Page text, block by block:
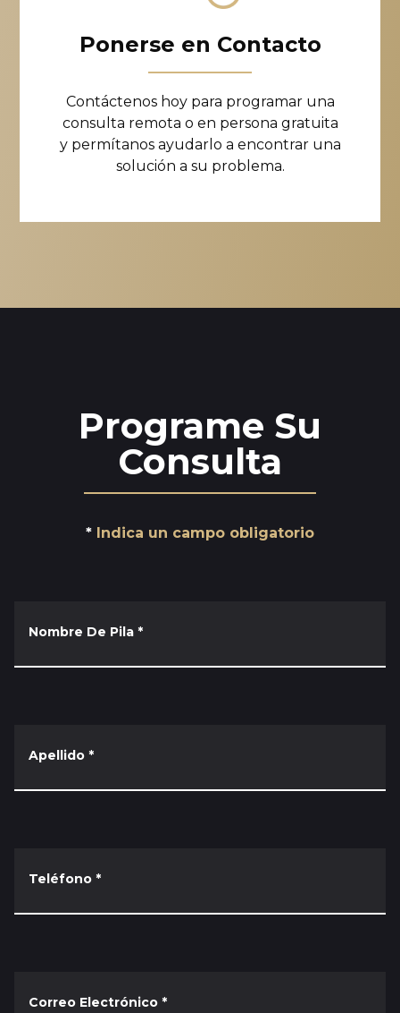
Ponerse en Contacto
Contáctenos hoy para programar una
consulta remota o en persona gratuita
y permítanos ayudarlo a encontrar una
solución a su problema.
Programe Su
Consulta
Indica un campo obligatorio
Nombre De Pila *
Apellido *
Teléfono *
Correo Electrónico *